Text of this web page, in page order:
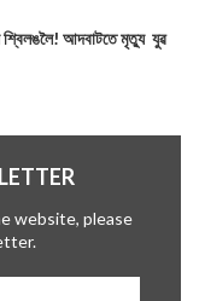
শ্বিলঙলৈ! আদবাটতে মৃত্যু যুৱ
website, please